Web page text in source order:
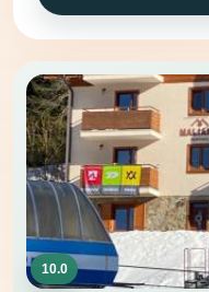
10.0